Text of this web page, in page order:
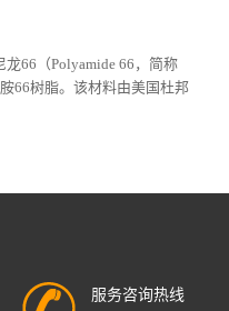
龙66（Polyamide 66，简称
66树脂。该材料由美国杜邦
服务咨询热线